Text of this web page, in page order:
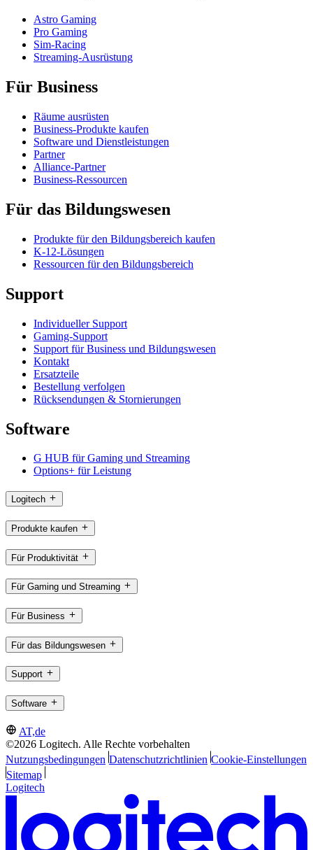
Astro Gaming
Pro Gaming
Sim-Racing
Streaming-Ausrüstung
Für Business
Räume ausrüsten
Business-Produkte kaufen
Software und Dienstleistungen
Partner
Alliance-Partner
Business-Ressourcen
Für das Bildungswesen
Produkte für den Bildungsbereich kaufen
K-12-Lösungen
Ressourcen für den Bildungsbereich
Support
Individueller Support
Gaming-Support
Support für Business und Bildungswesen
Kontakt
Ersatzteile
Bestellung verfolgen
Rücksendungen & Stornierungen
Software
G HUB für Gaming und Streaming
Options+ für Leistung
Logitech
Produkte kaufen
Für Produktivität
Für Gaming und Streaming
Für Business
Für das Bildungswesen
Support
Software
AT,de
©2026 Logitech. Alle Rechte vorbehalten
Nutzungsbedingungen Datenschutzrichtlinien Cookie-Einstellungen
Sitemap
Logitech